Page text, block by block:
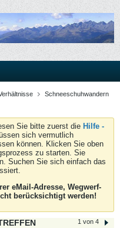
Schneeschuhwandern
Sie bitte zuerst die Hilfe -
sich vermutlich
können. Klicken Sie oben
zu starten. Sie
Suchen Sie sich einfach das
eMail-Adresse, Wegwerf-
berücksichtigt werden!
1 von 4